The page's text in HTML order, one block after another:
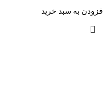
افزودن به سبد خرید